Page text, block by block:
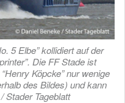
5 Elbe” kollidiert auf der
Die FF Stade ist
Köpcke” nur wenige
des Bildes) und kann
Stader Tageblatt